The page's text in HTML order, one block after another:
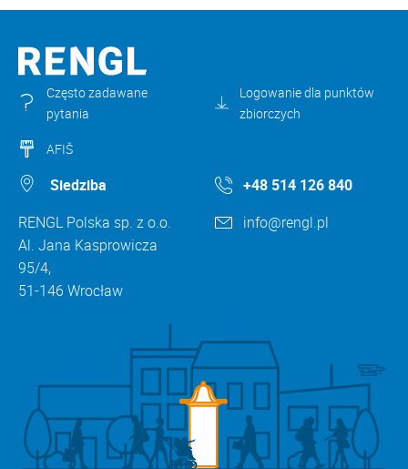
Często zadawane
pytania
Logowanie dla punktów
zbiorczych
AFIŠ
Siedziba
RENGL Polska sp. z o.o.
Al. Jana Kasprowicza
95/4,
51-146 Wrocław
+48 514 126 840
info@rengl.pl